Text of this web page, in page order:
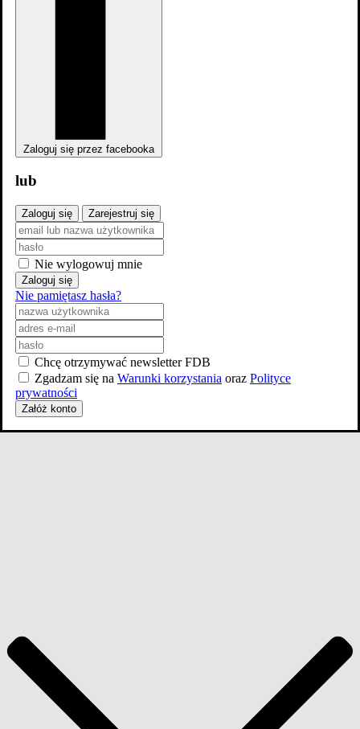
Zaloguj się przez facebooka
lub
Zaloguj się Zarejestruj się
Nie wylogowuj mnie
Zaloguj się
Nie pamiętasz hasła?
Chcę otrzymywać newsletter FDB
Zgadzam się na Warunki korzystania oraz Polityce
prywatności
Załóż konto